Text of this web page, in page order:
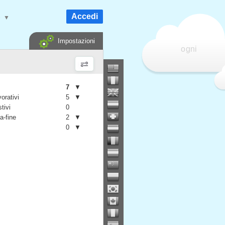
ogni
▼ Accedi
Impostazioni
7
▼
5
▼
0
fine
2
▼
0
▼